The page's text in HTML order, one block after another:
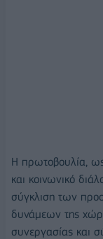
Η πρωτοβουλία, ως
και κοινωνικό
σύγκλιση των
δυνάμεων της
συνεργασίας και